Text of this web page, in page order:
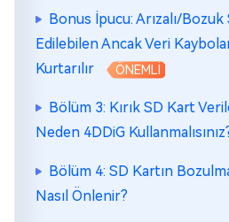
Bonus İpucu: Arızalı/
Edilebilen Ancak Veri
Kurtarılır
ÖNEMLİ
Bölüm 3: Kırık SD Kart
Neden 4DDiG
Bölüm 4: SD Kartın
Nasıl Önlenir?